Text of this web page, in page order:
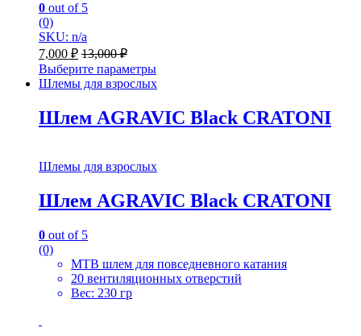
0 out of 5
(0)
SKU: n/a
7,000 ₽ 13,000₽
Выберите параметры
Шлемы для взрослых
Шлем AGRAVIC Black CRATONI
Шлемы для взрослых
Шлем AGRAVIC Black CRATONI
0 out of 5
(0)
MTB шлем для повседневного катания
20 вентиляционных отверстий
Вес: 230 гр